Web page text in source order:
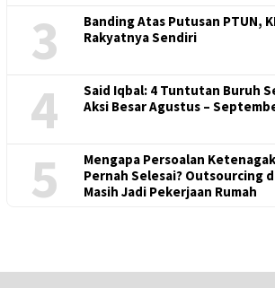
3
Banding Atas Putusan PTUN,
Rakyatnya Sendiri
4
Said Iqbal: 4 Tuntutan Buruh
Aksi Besar Agustus –
5
Mengapa Persoalan
Pernah Selesai? Outsourcing
Masih Jadi Pekerjaan Rumah